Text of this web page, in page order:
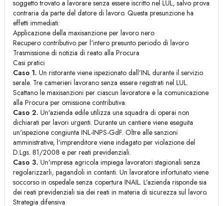
soggetto trovato a lavorare senza essere iscritto nel LUL, salvo prova
contraria da parte del datore di lavoro. Questa presunzione ha
effetti immediati:
Applicazione della maxisanzione per lavoro nero
Recupero contributivo per l'intero presunto periodo di lavoro
Trasmissione di notizia di reato alla Procura
Casi pratici
Caso 1. Un ristorante viene ispezionato dall'INL durante il servizio
serale. Tre camerieri lavorano senza essere registrati nel LUL.
Scattano le maxisanzioni per ciascun lavoratore e la comunicazione
alla Procura per omissione contributiva.
Caso 2. Un'azienda edile utilizza una squadra di operai non
dichiarati per lavori urgenti. Durante un cantiere viene eseguita
un'ispezione congiunta INL-INPS-GdF. Oltre alle sanzioni
amministrative, l'imprenditore viene indagato per violazione del
D.Lgs. 81/2008 e per reati previdenziali.
Caso 3. Un'impresa agricola impiega lavoratori stagionali senza
regolarizzarli, pagandoli in contanti. Un lavoratore infortunato viene
soccorso in ospedale senza copertura INAIL. L'azienda risponde sia
dei reati previdenziali sia dei reati in materia di sicurezza sul lavoro.
Strategia difensiva